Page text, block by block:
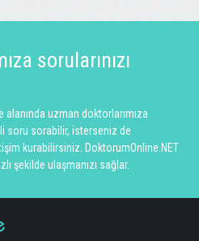
sorularınızı
alanında uzman doktorlarımıza
soru sorabilir, isterseniz de
kurabilirsiniz. DoktorumOnline.NET
şekilde ulaşmanızı sağlar.